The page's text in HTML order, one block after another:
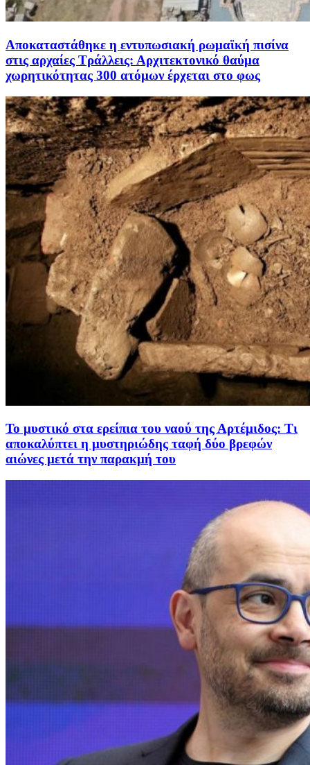
Αποκαταστάθηκε η εντυπωσιακή ρωμαϊκή πισίνα
στις αρχαίες Τράλλεις: Αρχιτεκτονικό θαύμα
χωρητικότητας 300 ατόμων έρχεται στο φως
Το μυστικό στα ερείπια του ναού της Αρτέμιδος: Τι
αποκαλύπτει η μυστηριώδης ταφή δύο βρεφών
αιώνες μετά την παρακμή του